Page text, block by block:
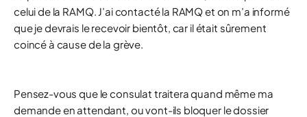
celui de la RAMQ. J’ai contacté la RAMQ et on m’a informé
que je devrais le recevoir bientôt, car il était sûrement
coincé à cause de la grève.
Pensez-vous que le consulat traitera quand même ma
demande en attendant, ou vont-ils bloquer le dossier